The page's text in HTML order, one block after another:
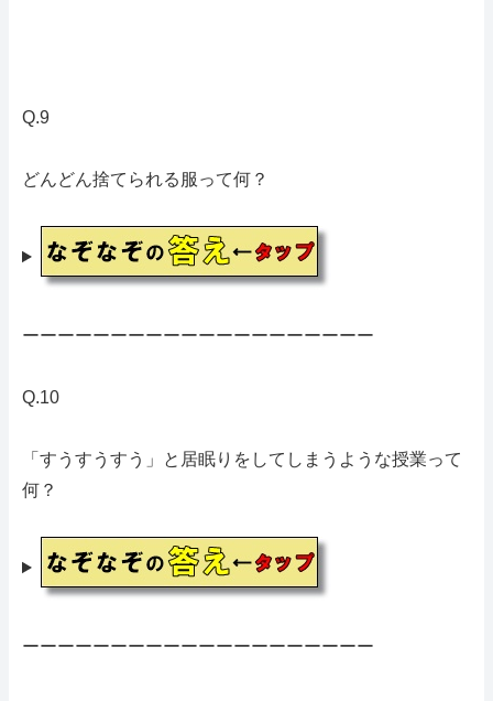
Q.9
どんどん捨てられる服って何？
ーーーーーーーーーーーーーーーーーーーー
Q.10
「すうすうすう」と居眠りをしてしまうような授業って
何？
ーーーーーーーーーーーーーーーーーーーー